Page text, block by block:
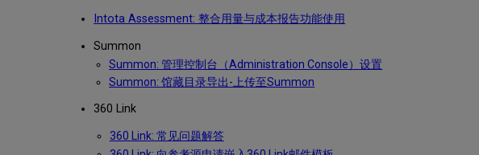
Intota Assessment: 整合用量与成本报告功能使用
Summon
Summon: 管理控制台（Administration Console）设置
Summon: 馆藏目录导出-上传至Summon
360 Link
360 Link: 常见问题解答